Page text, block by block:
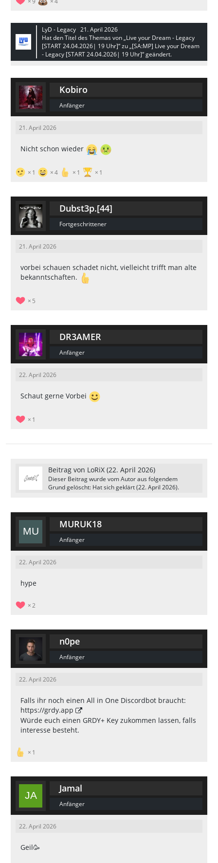
LyD - Legacy 21. April 2026
Hat den Titel des Themas von „Live your Dream - Legacy
[START 24.04.2026| 19 Uhr]“ zu „[SA:MP] Live your Dream
- Legacy [START 24.04.2026| 19 Uhr]“ geändert.
Kobiro
Anfänger
21. April 2026
Nicht schon wieder
1 4 1 1
Dubst3p.[44]
Fortgeschrittener
21. April 2026
vorbei schauen schadet nicht, vielleicht trifft man alte
bekanntschaften.
5
DR3AMER
Anfänger
22. April 2026
Schaut gerne Vorbei
1
Beitrag von LoRiX (22. April 2026)
Dieser Beitrag wurde vom Autor aus folgendem
Grund gelöscht: Hat sich geklärt (22. April 2026).
MURUK18
Anfänger
22. April 2026
hype
2
n0pe
Anfänger
22. April 2026
Falls ihr noch einen All in One Discordbot braucht:
https://grdy.app
Würde euch einen GRDY+ Key zukommen lassen, falls
interesse besteht.
1
Jamal
Anfänger
22. April 2026
Geil🥳